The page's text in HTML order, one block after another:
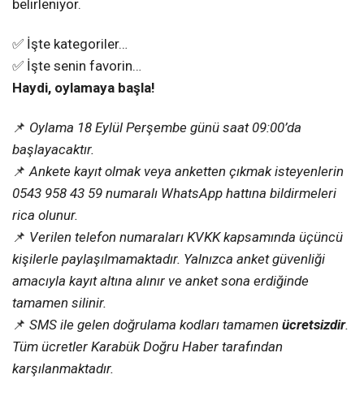
belirleniyor.
✅ İşte kategoriler…
✅ İşte senin favorin…
Haydi, oylamaya başla!
📌 Oylama 18 Eylül Perşembe günü saat 09:00’da
başlayacaktır.
📌Ankete kayıt olmak veya anketten çıkmak isteyenlerin
0543 958 43 59 numaralı WhatsApp hattına bildirmeleri
rica olunur.
📌 Verilen telefon numaraları KVKK kapsamında üçüncü
kişilerle paylaşılmamaktadır. Yalnızca anket güvenliği
amacıyla kayıt altına alınır ve anket sona erdiğinde
tamamen silinir.
📌 SMS ile gelen doğrulama kodları tamamen ücretsizdir.
Tüm ücretler Karabük Doğru Haber tarafından
karşılanmaktadır.